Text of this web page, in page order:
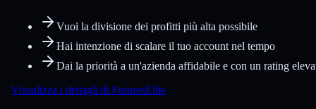
Vuoi la divisione dei profitti più alta possibile
Hai intenzione di scalare il tuo account nel tempo
Dai la priorità a un'azienda affidabile e con un rating
Visualizza i dettagli di FuturesElite